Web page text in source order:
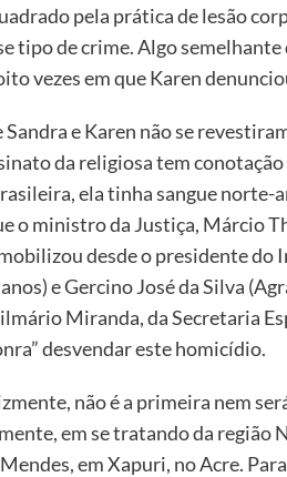
pela prática de lesão
tipo de crime. Algo
vezes em que Karen
e Karen não se
da religiosa tem
ela tinha sangue norte-
o ministro da Justiça, Márcio
desde o presidente
e Gercino José da Silva
Miranda, da Secretaria
desvendar este homicídio.
não é a primeira nem
em se tratando da região
em Xapuri, no Acre.